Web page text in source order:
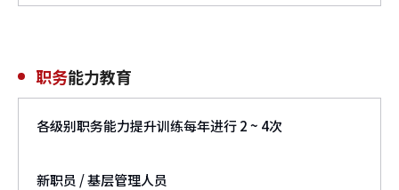
职务能力教育
各级别职务能力提升训练每年进行 2 ~ 4次
新职员 / 基层管理人员